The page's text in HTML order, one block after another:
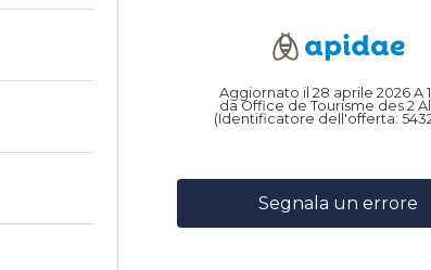
Aggiornato il 28 aprile 2026 A
da Office de Tourisme des 2
(Identificatore dell'offerta:
Segnala un errore